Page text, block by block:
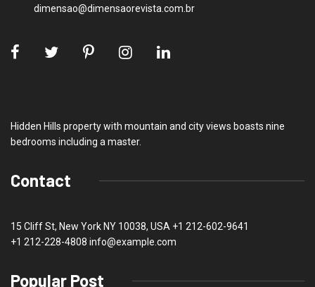
dimensao@dimensaorevista.com.br
Hidden Hills property with mountain and city views boasts nine
bedrooms including a master.
Contact
15 Cliff St, New York NY 10038, USA +1 212-602-9641
+1 212-228-4808 info@example.com
Popular Post